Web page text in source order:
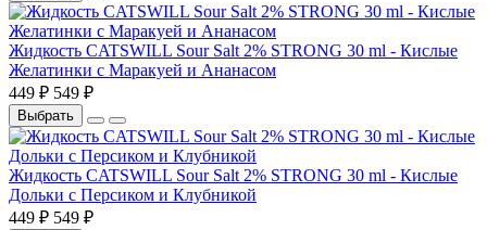
Жидкость CATSWILL Sour Salt 2% STRONG 30 ml - Кислые
Желатинки с Маракуей и Ананасом
449 ₽ 549 ₽
Выбрать
Жидкость CATSWILL Sour Salt 2% STRONG 30 ml - Кислые
Дольки с Персиком и Клубникой
449 ₽ 549 ₽